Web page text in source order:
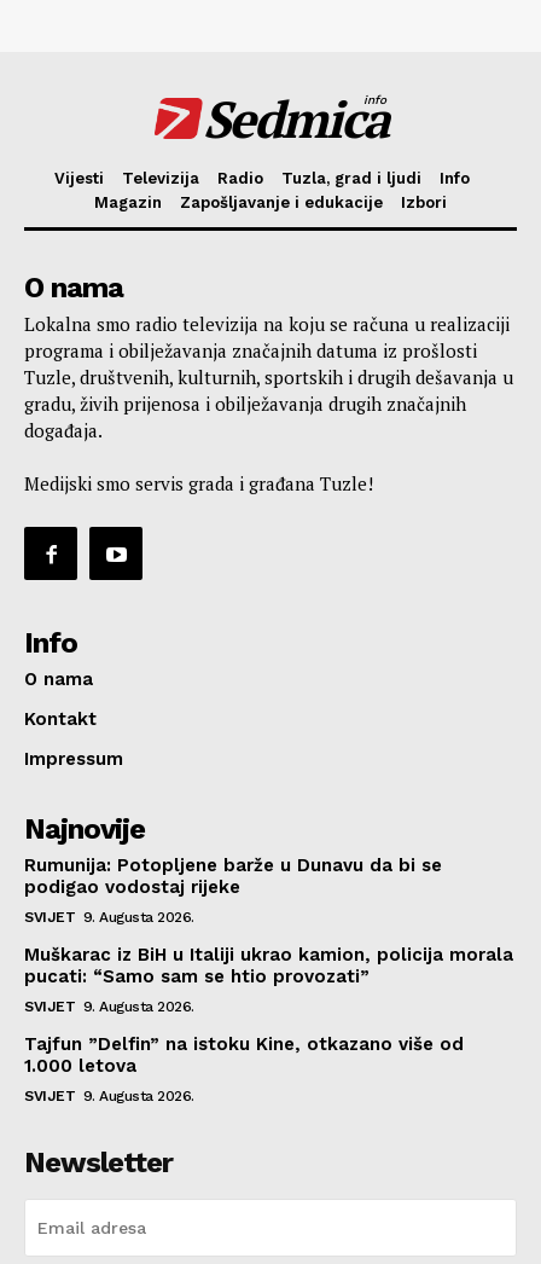
Sedmica
info
Vijesti Televizija Radio Tuzla, grad i ljudi
Info
Magazin
Zapošljavanje i edukacije Izbori
O nama
Lokalna smo radio televizija na koju se računa u realizaciji
programa i obilježavanja značajnih datuma iz prošlosti
Tuzle, društvenih, kulturnih, sportskih i drugih dešavanja u
gradu, živih prijenosa i obilježavanja drugih značajnih
događaja.
Medijski smo servis grada i građana Tuzle!
Info
O nama
Kontakt
Impressum
Najnovije
Rumunija: Potopljene barže u Dunavu da bi se
podigao vodostaj rijeke
SVIJET 9. Augusta 2026.
Muškarac iz BiH u Italiji ukrao kamion, policija morala
pucati: “Samo sam se htio provozati”
SVIJET 9. Augusta 2026.
Tajfun ”Delfin” na istoku Kine, otkazano više od
1.000 letova
SVIJET 9. Augusta 2026.
Newsletter